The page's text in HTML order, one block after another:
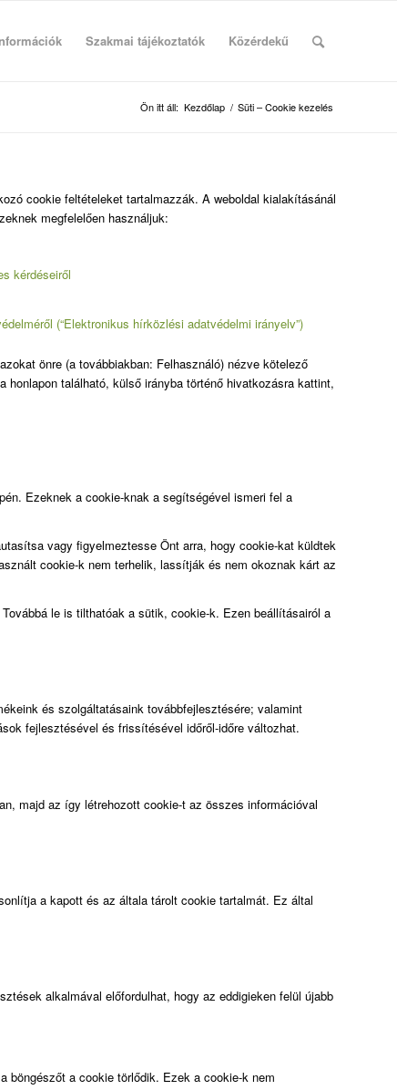
Szakmai tájékoztatók Közérdekű
Ön itt áll: Kezdőlap / Süti – Cookie kezelés
cookie feltételeket tartalmazzák. A weboldal kialakításánál
megfelelően használjuk:
kérdéseiről
(“Elektronikus hírközlési adatvédelmi irányelv”)
önre (a továbbiakban: Felhasználó) nézve kötelező
található, külső irányba történő hivatkozásra kattint,
Ezeknek a cookie-knak a segítségével ismeri fel a
vagy figyelmeztesse Önt arra, hogy cookie-kat küldtek
cookie-k nem terhelik, lassítják és nem okoznak kárt az
le is tilthatóak a sütik, cookie-k. Ezen beállításairól a
és szolgáltatásaink továbbfejlesztésére; valamint
fejlesztésével és frissítésével időről-időre változhat.
majd az így létrehozott cookie-t az összes információval
a kapott és az általa tárolt cookie tartalmát. Ez által
alkalmával előfordulhat, hogy az eddigieken felül újabb
böngészőt a cookie törlődik. Ezek a cookie-k nem